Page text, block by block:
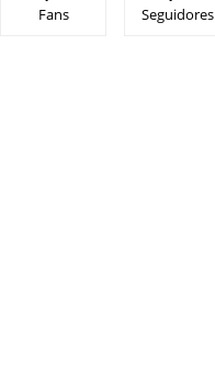
Fans Seguidores